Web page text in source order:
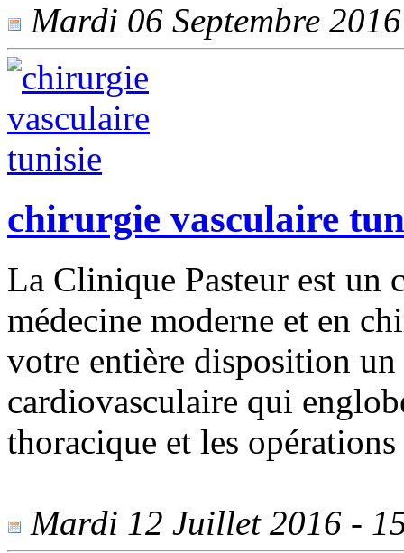
Mardi 06 Septembre
chirurgie vasculaire
La Clinique Pasteur est un
médecine moderne et en
votre entière disposition
cardiovasculaire qui
thoracique et les opérations
Mardi 12 Juillet 2016 -